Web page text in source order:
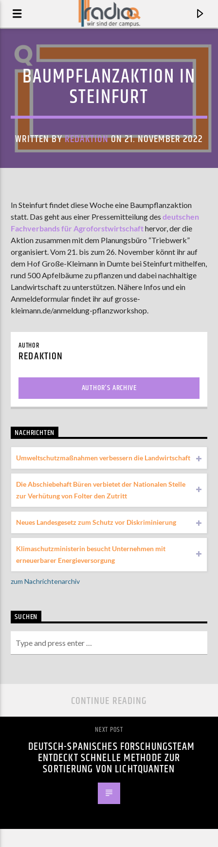
STUPID SONG
OLIVIA RODRIGO
AKTUELLE SENDUNG
MOEBIUS
00:00 09:00
BAUMPFLANZAKTION IN
STEINFURT
WRITTEN BYREDAKTIONON 21. NOVEMBER 2022
In Steinfurt findet diese Woche eine Baumpflanzaktion
statt. Das geht aus einer Pressemitteilung desdeutschen
Fachverbands für Agroforstwirtschafthervor, der die
Aktion zusammen mit dem Planungsbüro “Triebwerk”
organisiert. Vom 21. bis zum 26. November könnt ihr auf
dem Hof Große-Kleimann in Dumte bei Steinfurt mithelfen,
rund 500 Apfelbäume zu pflanzen und dabei nachhaltige
Landwirtschaft zu unterstützen. Nähere Infos und ein
Anmeldeformular findet ihr auf grosse-
kleimann.de/anmeldung-pflanzworkshop.
AUTHOR
REDAKTION
AUTHOR'S ARCHIVE
NACHRICHTEN
Umweltschutzmaßnahmen verbessern die Landwirtschaft
Die Abschiebehaft Büren verbietet der Nationalen Stelle
zur Verhütung von Folter den Zutritt
Neues Landesgesetz zum Schutz vor Diskriminierung
Klimaschutzministerin besucht Unternehmen mit
erneuerbarer Energieversorgung
zum Nachrichtenarchiv
SUCHEN
CONTINUE READING
NEXT POST
DEUTSCH-SPANISCHES FORSCHUNGSTEAM
ENTDECKT SCHNELLE METHODE ZUR
SORTIERUNG VON LICHTQUANTEN